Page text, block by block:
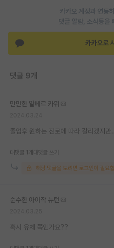
카카오 계정과 연동
댓글 알람, 소식등을
카카오로
댓글 9개
만만한 알베르 카뮈
졸업후 원하는 진로에 따라 갈리겠지만
대댓글 1개 대댓글 쓰기
해당 댓글을 보려면 로그인이 필요
순수한 아이작 뉴턴
혹시 유체 쪽인가요??